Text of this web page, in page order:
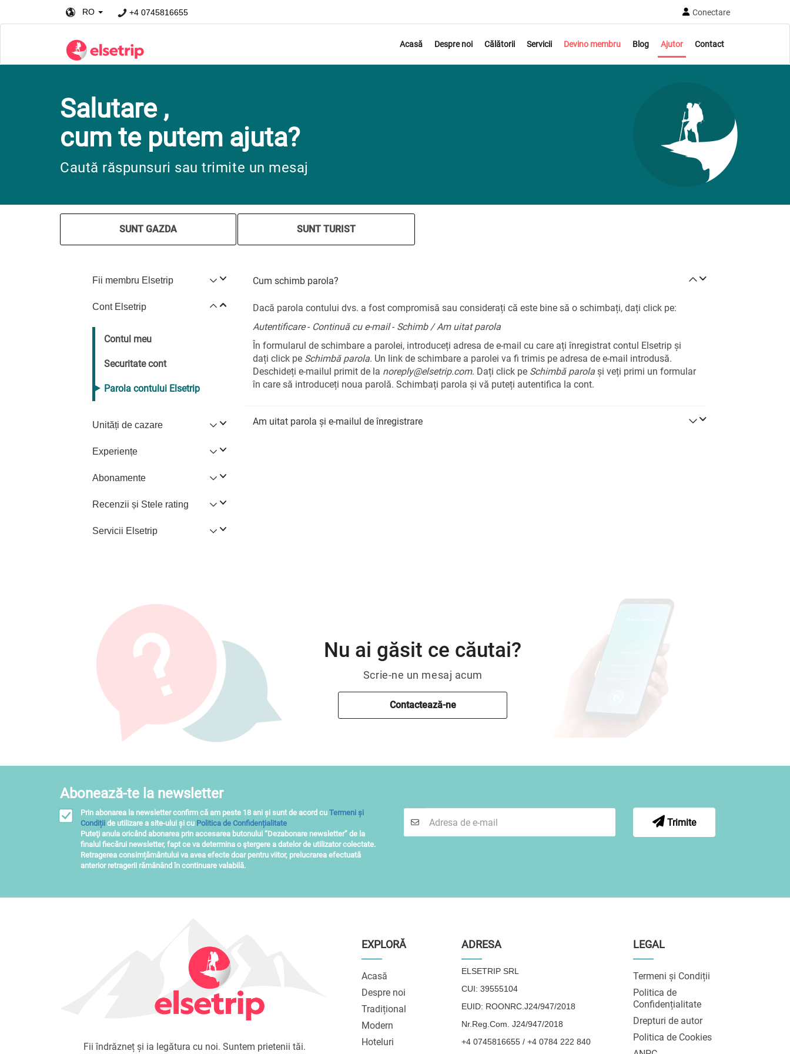
RO +4 0745816655 Conectare
Acasă Despre noi Călătorii Servicii Devino membru Blog Ajutor Contact
Salutare ,
cum te putem ajuta?
Caută răspunsuri sau trimite un mesaj
SUNT GAZDA SUNT TURIST
Fii membru Elsetrip
Cont Elsetrip
Contul meu
Securitate cont
Parola contului Elsetrip
Unități de cazare
Experiențe
Abonamente
Recenzii și Stele rating
Servicii Elsetrip
Cum schimb parola?
Dacă parola contului dvs. a fost compromisă sau considerați că este bine să o schimbați, dați click pe:
Autentificare- Continuă cu e-mail- Schimb / Am uitat parola
În formularul de schimbare a parolei, introduceți adresa de e-mail cu care ați înregistrat contul Elsetrip și
dați click pe Schimbă parola. Un link de schimbare a parolei va fi trimis pe adresa de e-mail introdusă.
Deschideți e-mailul primit de la noreply@elsetrip.com. Dați click pe Schimbă parolași veți primi un formular
în care să introduceți noua parolă. Schimbați parola și vă puteți autentifica la cont.
Am uitat parola și e-mailul de înregistrare
Nu ai găsit ce căutai?
Scrie-ne un mesaj acum
Contactează-ne
Abonează-te la newsletter
Prin abonarea la newsletter confirm că am peste 18 ani și sunt de acord cu Termeni și
Condiții de utilizare a site-ului și cu Politica de Confidențialitate
Puteţi anula oricând abonarea prin accesarea butonului “Dezabonare newsletter” de la
finalul fiecărui newsletter, fapt ce va determina o ştergere a datelor de utilizator colectate.
Retragerea consimțământului va avea efecte doar pentru viitor, prelucrarea efectuată
anterior retragerii rămânând în continuare valabilă.
Trimite
Fii îndrăzneț și ia legătura cu noi. Suntem prietenii tăi.
EXPLORĂ
Acasă
Despre noi
Tradițional
Modern
Hoteluri
ADRESA
ELSETRIP SRL
CUI: 39555104
EUID: ROONRC.J24/947/2018
Nr.Reg.Com. J24/947/2018
+4 0745816655 / +4 0784 222 840
LEGAL
Termeni și Condiții
Politica de
Confidențialitate
Drepturi de autor
Politica de Cookies